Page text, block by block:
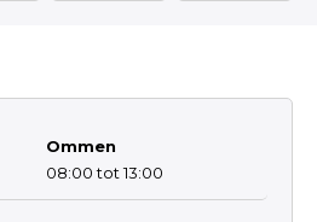
Ommen
08:00 tot 13:00